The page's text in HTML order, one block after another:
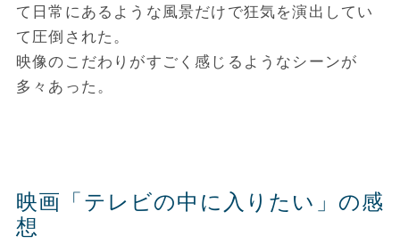
て日常にあるような風景だけで狂気を演出してい
て圧倒された。
映像のこだわりがすごく感じるようなシーンが
多々あった。
映画「テレビの中に入りたい」の感
想